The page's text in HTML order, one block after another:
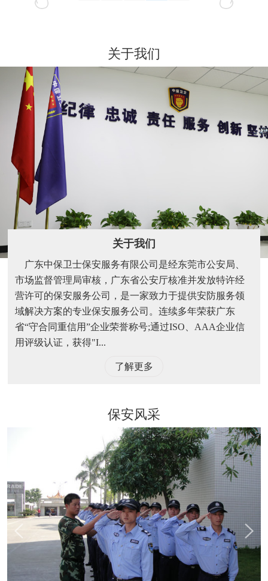
关于我们
关于我们
广东中保卫士保安服务有限公司是经东莞市公安局、
市场监督管理局审核，广东省公安厅核准并发放特许经
营许可的保安服务公司，是一家致力于提供安防服务领
域解决方案的专业保安服务公司。连续多年荣获广东
省“守合同重信用”企业荣誉称号;通过ISO、AAA企业信
用评级认证，获得"I...
了解更多
保安风采